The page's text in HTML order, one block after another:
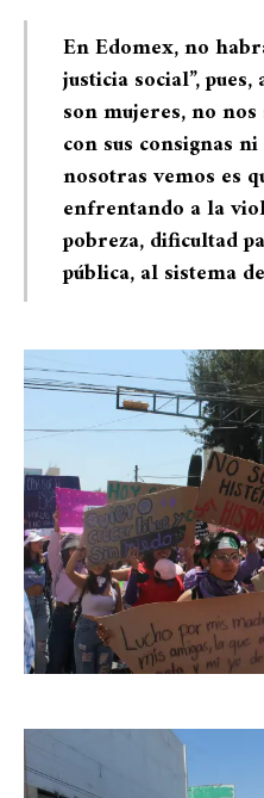
En Edomex, no
justicia social”,
son mujeres, no
con sus consignas
nosotras vemos es
enfrentando a la
pobreza, dificultad
pública, al sistema